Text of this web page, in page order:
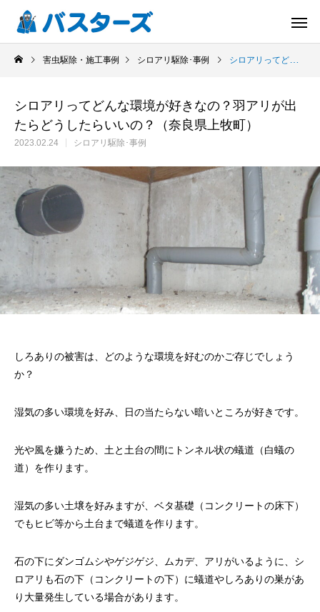
害虫駆除・施工事例 シロアリ駆除･事例 シロアリってどんな環境が好きなの？羽アリが出たらどうしたらいいの？（奈良県上牧町）
シロアリってどんな環境が好きなの？羽アリが出
たらどうしたらいいの？（奈良県上牧町）
2023.02.24 シロアリ駆除･事例
しろありの被害は、どのような環境を好むのかご存じでしょう
か？
湿気の多い環境を好み、日の当たらない暗いところが好きです。
光や風を嫌うため、土と土台の間にトンネル状の蟻道（白蟻の
道）を作ります。
湿気の多い土壌を好みますが、ベタ基礎（コンクリートの床下）
でもヒビ等から土台まで蟻道を作ります。
石の下にダンゴムシやゲジゲジ、ムカデ、アリがいるように、シ
ロアリも石の下（コンクリートの下）に蟻道やしろありの巣があ
り大量発生している場合があります。